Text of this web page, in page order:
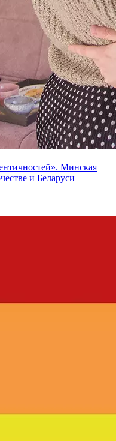
Минская
и Беларуси